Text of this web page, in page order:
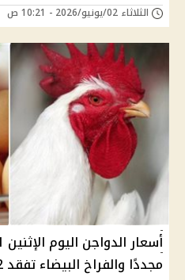
الثلاثاء 02/يونيو/2026 - 10:21 ص
مجددًا والفراخ البيضاء تفقد 12 جنيهًا